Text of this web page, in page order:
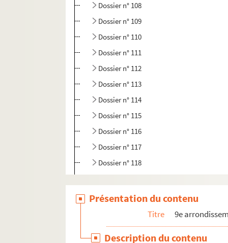
Dossier n° 108
Dossier n° 109
Dossier n° 110
Dossier n° 111
Dossier n° 112
Dossier n° 113
Dossier n° 114
Dossier n° 115
Dossier n° 116
Dossier n° 117
Dossier n° 118
Dossier n° 120
Dossier n° 120 bis
Dossier n° 121
Présentation du contenu
Titre 9e
Description du contenu